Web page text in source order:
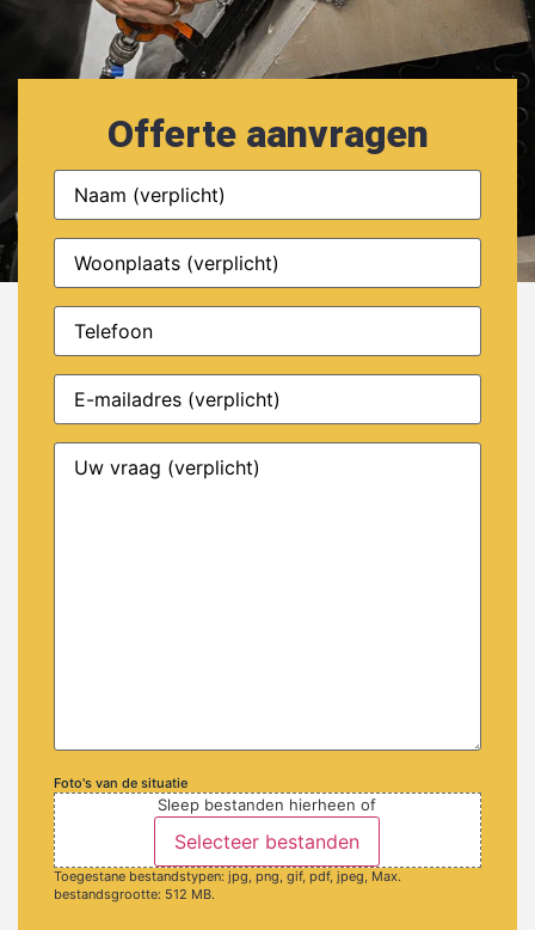
Offerte aanvragen
Naam
Woonplaats
Telefoon
E-
mailadres
Uw
vraag
Foto's van de situatie
Sleep bestanden hierheen of
Selecteer bestanden
Toegestane bestandstypen: jpg, png, gif, pdf, jpeg, Max.
bestandsgrootte: 512 MB.